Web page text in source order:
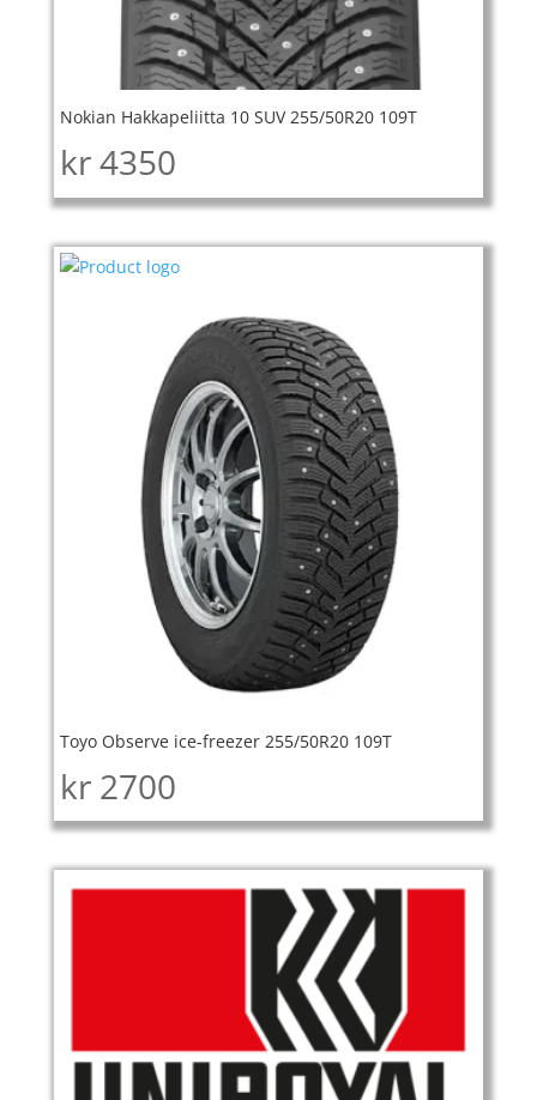
Nokian Hakkapeliitta 10 SUV 255/50R20 109T
kr4350
Toyo Observe ice-freezer 255/50R20 109T
kr 2700